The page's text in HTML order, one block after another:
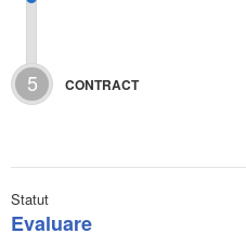
5 CONTRACT
Statut
Evaluare